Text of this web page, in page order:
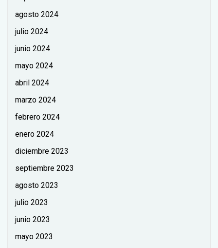
agosto 2024
julio 2024
junio 2024
mayo 2024
abril 2024
marzo 2024
febrero 2024
enero 2024
diciembre 2023
septiembre 2023
agosto 2023
julio 2023
junio 2023
mayo 2023